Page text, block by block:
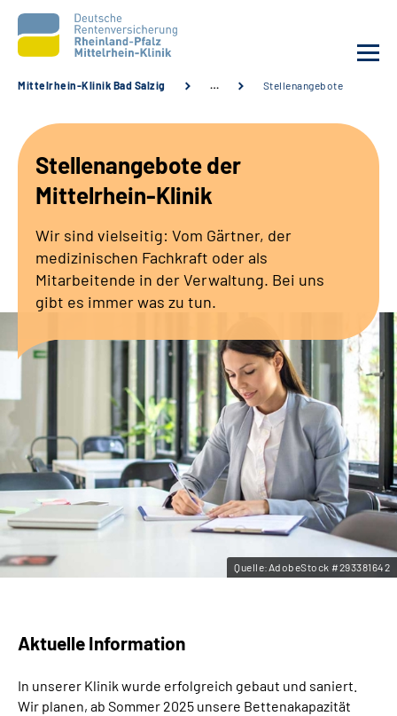
Unsere Angebote
Karriere
Zuweisende &
Leichte Sprache
Gebärdensprache
Mittelrhein-Klinik Bad Salzig … Stellenangebote
Stellenangebote der
Mittelrhein-Klinik
Wir sind vielseitig: Vom Gärtner, der
medizinischen Fachkraft oder als
Mitarbeitende in der Verwaltung. Bei uns
gibt es immer was zu tun.
Quelle:AdobeStock #293381642
Aktuelle Information
In unserer Klinik wurde erfolgreich gebaut und saniert.
Wir planen, ab Sommer 2025 unsere Bettenakapazität